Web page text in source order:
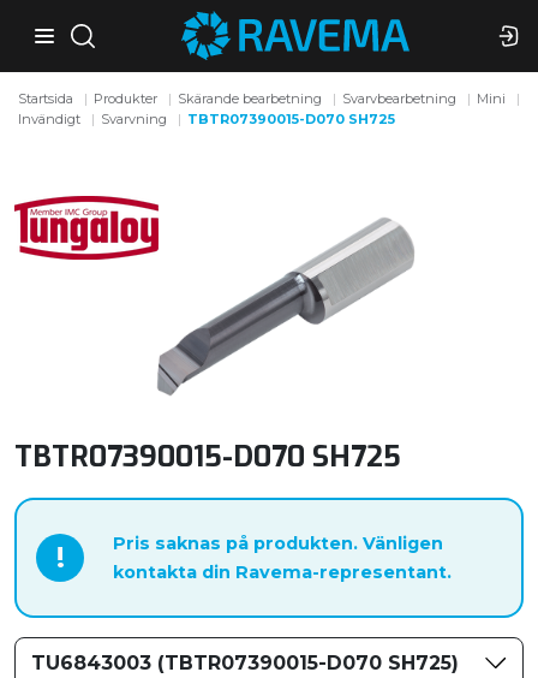
Startsida Produkter Skärande bearbetning Svarvbearbetning
Mini
Invändigt
Svarvning TBTR07390015-D070 SH725
TBTR07390015-D070 SH725
!
Pris saknas på produkten. Vänligen
kontakta din Ravema-representant.
TU6843003 (TBTR07390015-D070 SH725)